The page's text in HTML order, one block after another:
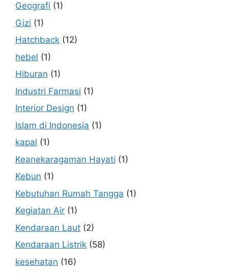
Geografi (1)
Gizi (1)
Hatchback (12)
hebel (1)
Hiburan (1)
Industri Farmasi (1)
Interior Design (1)
Islam di Indonesia (1)
kapal (1)
Keanekaragaman Hayati (1)
Kebun (1)
Kebutuhan Rumah Tangga (1)
Kegiatan Air (1)
Kendaraan Laut (2)
Kendaraan Listrik (58)
kesehatan (16)